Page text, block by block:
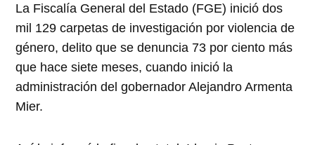
La Fiscalía General del Estado (FGE) inició dos
mil 129 carpetas de investigación por violencia de
género, delito que se denuncia 73 por ciento más
que hace siete meses, cuando inició la
administración del gobernador Alejandro Armenta
Mier.